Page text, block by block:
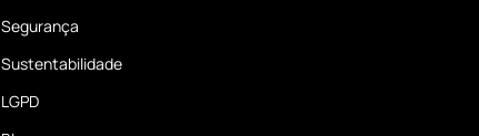
Segurança
Sustentabilidade
LGPD